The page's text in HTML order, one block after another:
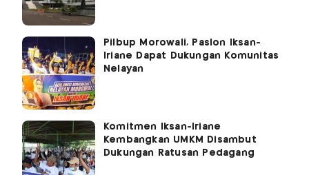
Pilbup Morowali, Paslon Iksan-
Iriane Dapat Dukungan Komunitas
Nelayan
Komitmen Iksan-Iriane
Kembangkan UMKM Disambut
Dukungan Ratusan Pedagang